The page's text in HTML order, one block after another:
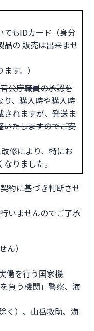
もIDカード（身分
品の 販売は出来ませ
す。）
公庁職員の承認を
り、購入時や購入時
されますが、発送ま
いたしますのでご安
修により、特にお
りました。
約に基づき判断させ
いませんのでご了承
ん）
働を行う国家機
負う機関」警察、海
く）、山岳救助、海